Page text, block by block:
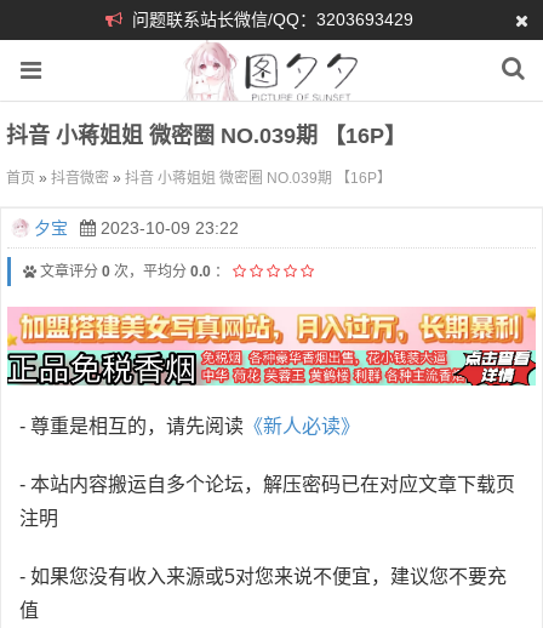
问题联系站长微信/QQ：3203693429
抖音 小蒋姐姐 微密圈 NO.039期 【16P】
首页 » 抖音微密 » 抖音 小蒋姐姐 微密圈 NO.039期 【16P】
夕宝 2023-10-09 23:22
文章评分 0 次，平均分 0.0 ：
- 尊重是相互的，请先阅读 《新人必读》
- 本站内容搬运自多个论坛，解压密码已在对应文章下载页
注明
- 如果您没有收入来源或5对您来说不便宜，建议您不要充
值